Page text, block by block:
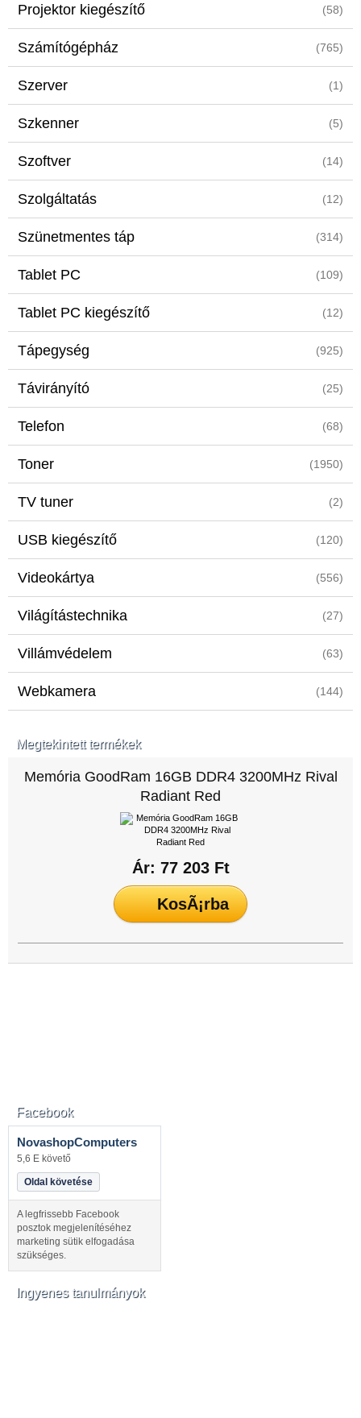
Projektor kiegészítő (58)
Számítógépház (765)
Szerver (1)
Szkenner (5)
Szoftver (14)
Szolgáltatás (12)
Szünetmentes táp (314)
Tablet PC (109)
Tablet PC kiegészítő (12)
Tápegység (925)
Távirányító (25)
Telefon (68)
Toner (1950)
TV tuner (2)
USB kiegészítő (120)
Videokártya (556)
Világítástechnika (27)
Villámvédelem (63)
Webkamera (144)
Megtekintett termékek
Memória GoodRam 16GB DDR4 3200MHz Rival
Radiant Red
Ár: 77 203 Ft
Facebook
NovashopComputers
5,6 E követő
Oldal követése
A legfrissebb Facebook
posztok megjelenítéséhez
marketing sütik elfogadása
szükséges.
Ingyenes tanulmányok